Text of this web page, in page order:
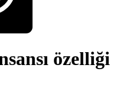
özelliği